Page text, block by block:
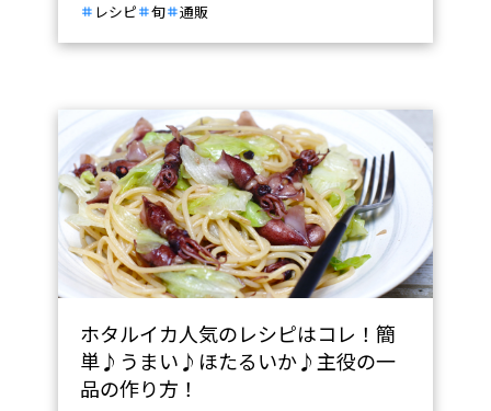
レシピ
旬 通販
ホタルイカ人気のレシピはコレ！簡
単♪うまい♪ほたるいか♪主役の一
品の作り方！